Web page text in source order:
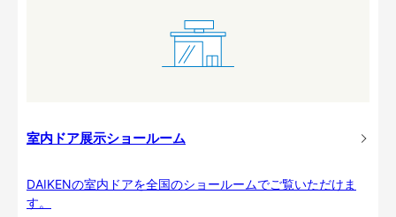
室内ドア展示ショールーム
DAIKENの室内ドアを全国のショールームでご覧いただけま
す。